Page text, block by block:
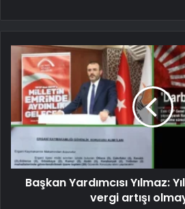
Başkan Yardımcısı Yılmaz:
vergi artışı